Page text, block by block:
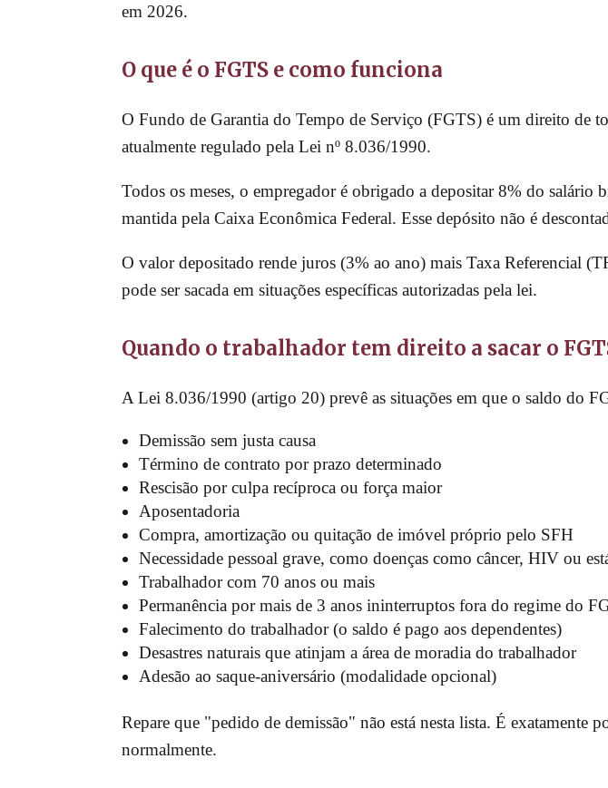
em 2026.
O que é o FGTS e como funciona
O Fundo de Garantia do Tempo de Serviço (FGTS) é um direito de
atualmente regulado pela Lei nº 8.036/1990.
Todos os meses, o empregador é obrigado a depositar 8% do
mantida pela Caixa Econômica Federal. Esse depósito não é
O valor depositado rende juros (3% ao ano) mais Taxa Referencial
pode ser sacada em situações específicas autorizadas pela lei.
Quando o trabalhador tem direito a sacar o
A Lei 8.036/1990 (artigo 20) prevê as situações em que o saldo do
Demissão sem justa causa
Término de contrato por prazo determinado
Rescisão por culpa recíproca ou força maior
Aposentadoria
Compra, amortização ou quitação de imóvel próprio pelo SFH
Necessidade pessoal grave, como doenças como câncer, HIV ou
Trabalhador com 70 anos ou mais
Permanência por mais de 3 anos ininterruptos fora do regime do
Falecimento do trabalhador (o saldo é pago aos dependentes)
Desastres naturais que atinjam a área de moradia do trabalhador
Adesão ao saque-aniversário (modalidade opcional)
Repare que "pedido de demissão" não está nesta lista. É exatamente
normalmente.